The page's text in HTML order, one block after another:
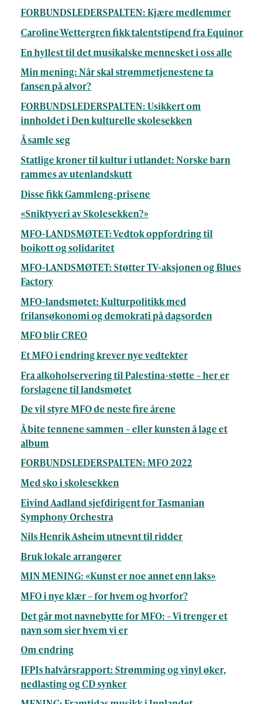
FORBUNDSLEDERSPALTEN: Kjære medlemmer
Caroline Wettergren fikk talentstipend fra Equinor
En hyllest til det musikalske mennesket i oss alle
Min mening: Når skal strømmetjenestene ta
fansen på alvor?
FORBUNDSLEDERSPALTEN: Usikkert om
innholdet i Den kulturelle skolesekken
Å samle seg
Statlige kroner til kultur i utlandet: Norske barn
rammes av utenlandskutt
Disse fikk Gammleng-prisene
«Sniktyveri av Skolesekken?»
MFO-LANDSMØTET: Vedtok oppfordring til
boikott og solidaritet
MFO-LANDSMØTET: Støtter TV-aksjonen og Blues
Factory
MFO-landsmøtet: Kulturpolitikk med
frilansøkonomi og demokrati på dagsorden
MFO blir CREO
Et MFO i endring krever nye vedtekter
Fra alkoholservering til Palestina-støtte – her er
forslagene til landsmøtet
De vil styre MFO de neste fire årene
Å bite tennene sammen – eller kunsten å lage et
album
FORBUNDSLEDERSPALTEN: MFO 2022
Med sko i skolesekken
Eivind Aadland sjefdirigent for Tasmanian
Symphony Orchestra
Nils Henrik Asheim utnevnt til ridder
Bruk lokale arrangører
MIN MENING: «Kunst er noe annet enn laks»
MFO i nye klær – for hvem og hvorfor?
Det går mot navnebytte for MFO: – Vi trenger et
navn som sier hvem vi er
Om endring
IFPIs halvårsrapport: Strømming og vinyl øker,
nedlasting og CD synker